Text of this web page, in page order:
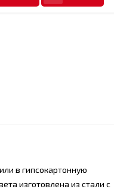
в гипсокартонную
изготовлена из стали с